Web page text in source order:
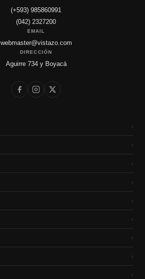
(+593) 985860991
(042) 2327200
EMAIL
webmaster@vistazo.com
DIRECCIÓN
Aguirre 734 y Boyacá
›
›
›
›
›
›
›
›
›